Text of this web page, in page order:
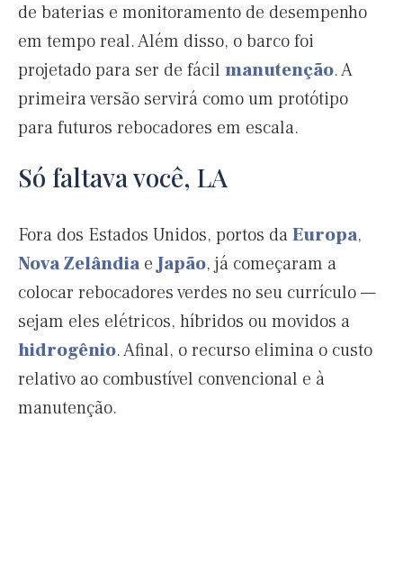
de baterias e monitoramento de desempenho
em tempo real. Além disso, o barco foi
projetado para ser de fácil manutenção. A
primeira versão servirá como um protótipo
para futuros rebocadores em escala.
Só faltava você, LA
Fora dos Estados Unidos, portos daEuropa,
Nova ZelândiaeJapão, já começaram a
colocar rebocadores verdes no seu currículo —
sejam eles elétricos, híbridos ou movidos a
hidrogênio. Afinal, o recurso elimina o custo
relativo ao combustível convencional e à
manutenção.